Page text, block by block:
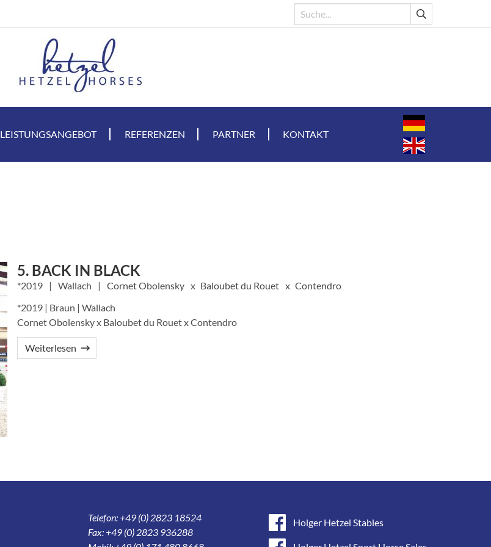
LEISTUNGSANGEBOT REFERENZEN PARTNER KONTAKT
5. BACK IN BLACK
2019 Wallach Cornet Obolensky Baloubet du Rouet
Contendro
*2019 | Braun | Wallach
Cornet Obolensky x Baloubet du Rouet x Contendro
Weiterlesen
Telefon: +49 (0) 2823 18524
Fax: +49 (0) 2823 936288
Holger Hetzel Stables